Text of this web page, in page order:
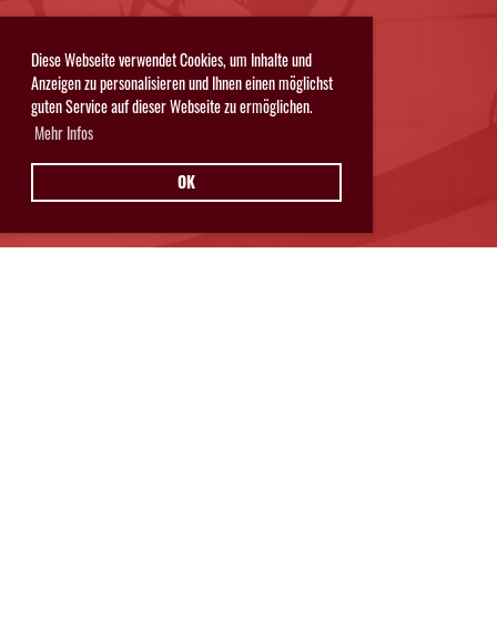
Diese Webseite verwendet Cookies, um Inhalte und
Anzeigen zu personalisieren und Ihnen einen möglichst
guten Service auf dieser Webseite zu ermöglichen.
Mehr Infos
OK